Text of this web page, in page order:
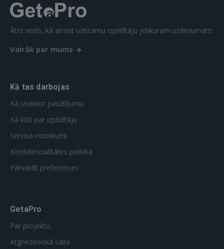
 Sign in with Apple
Ātrs veids, kā atrast uzticamu izpildītāju jebkuram uzdevumam.
Vairāk par mums
Kā tas darbojas
Kā izveidot pasūtījumu
Kā kļūt par izpildītāju
Servisa noteikumi
Konfidencialitātes politika
Pārvaldīt preferences
GetaPro
Par projektu
Atgriezeniskā saite